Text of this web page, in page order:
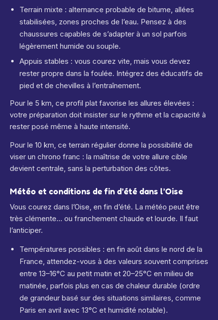
Terrain mixte : alternance probable de bitume, allées
stabilisées, zones proches de l’eau. Pensez à des
chaussures capables de s’adapter à un sol parfois
légèrement humide ou souple.
Appuis stables : vous courez vite, mais vous devez
rester propre dans la foulée. Intégrez des éducatifs de
pied et de chevilles à l’entraînement.
Pour le 5 km, ce profil plat favorise les allures élevées :
votre préparation doit insister sur le rythme et la capacité à
rester posé même à haute intensité.
Pour le 10 km, ce terrain régulier donne la possibilité de
viser un chrono franc : la maîtrise de votre allure cible
devient centrale, sans la perturbation des côtes.
Météo et conditions de fin d’été dans l’Oise
Vous courez dans l’Oise, en fin d’été. La météo peut être
très clémente… ou franchement chaude et lourde. Il faut
l’anticiper.
Températures possibles : en fin août dans le nord de la
France, attendez-vous à des valeurs souvent comprises
entre 13–16°C au petit matin et 20–25°C en milieu de
matinée, parfois plus en cas de chaleur durable (ordre
de grandeur basé sur des situations similaires, comme
Paris en avril avec 13°C et humidité notable).